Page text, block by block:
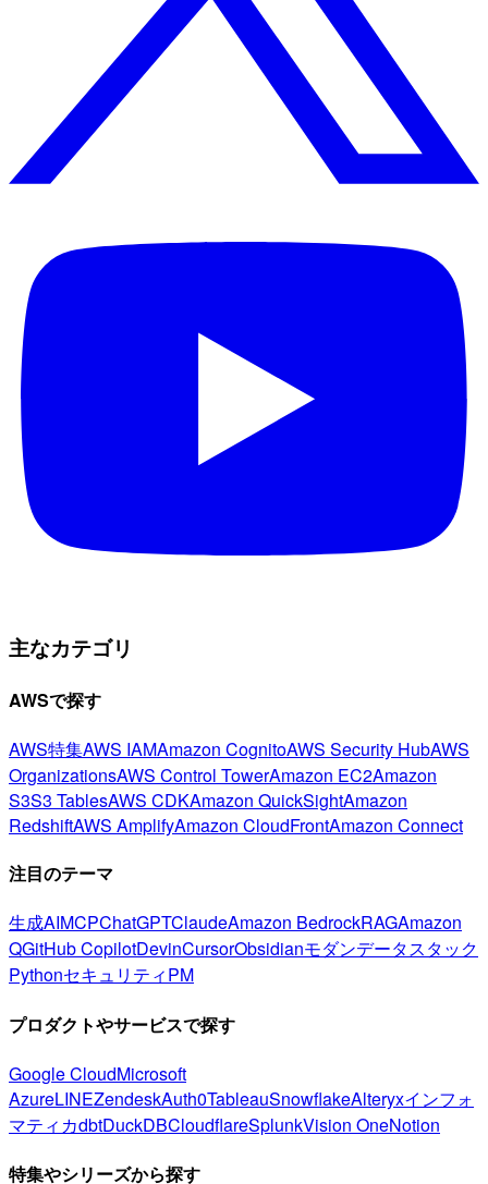
主なカテゴリ
AWSで探す
AWS特集AWS IAMAmazon CognitoAWS Security HubAWS
OrganizationsAWS Control TowerAmazon EC2Amazon
S3S3 TablesAWS CDKAmazon QuickSightAmazon
RedshiftAWS AmplifyAmazon CloudFrontAmazon Connect
注目のテーマ
生成AIMCPChatGPTClaudeAmazon BedrockRAGAmazon
QGitHub CopilotDevinCursorObsidianモダンデータスタック
PythonセキュリティPM
プロダクトやサービスで探す
Google CloudMicrosoft
AzureLINEZendeskAuth0TableauSnowflakeAlteryxインフォ
マティカdbtDuckDBCloudflareSplunkVision OneNotion
特集やシリーズから探す